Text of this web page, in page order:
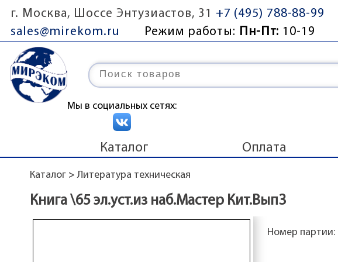
г. Москва, Шоссе Энтузиастов, 31
+7 (495) 788-88-99
sales@mirekom.ru
Режим работы: Пн-Пт: 10-19
Мы в социальных сетях:
Каталог Оплата
Каталог>Литература техническая
Книга \65 эл.уст.из наб.Мастер Кит.Вып3
Номер партии: